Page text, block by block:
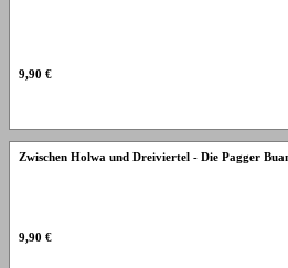
9,90 €
Zwischen Holwa und Dreiviertel - Die Pagger
9,90 €